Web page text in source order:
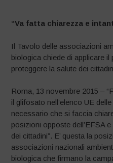
“Va fatta chiarezza e
Il Tavolo delle associazioni
biologica chiede di applicare
proteggere la salute dei
Roma, 13 novembre 2015 –
il glifosato nell’elenco UE
necessario che si faccia
posizioni opposte dell’EFSA
dei cittadini”. E’ questa la
associazioni nazionali
biologica che firmano la